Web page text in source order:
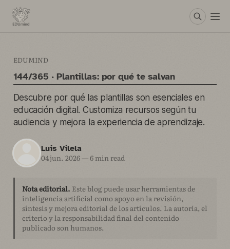
EDUMIND
144/365 · Plantillas: por qué te salvan
Descubre por qué las plantillas son esenciales en
educación digital. Customiza recursos según tu
audiencia y mejora la experiencia de aprendizaje.
Luis Vilela
04 jun. 2026—6 min read
Nota editorial. Este blog puede usar herramientas de
inteligencia artificial como apoyo en la revisión,
síntesis y mejora editorial de los artículos. La autoría, el
criterio y la responsabilidad final del contenido
publicado son humanos.